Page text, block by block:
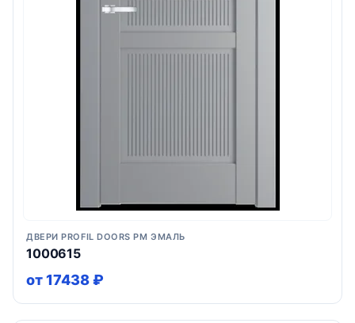
ДВЕРИ PROFIL DOORS PM ЭМАЛЬ
1000615
от 17438 ₽